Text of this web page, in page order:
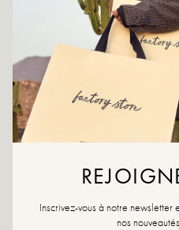
AJOUTER
Couleur : Noir
Matière : Daim
Longueur : 40 cm
Poche intérieure avec zip.
Inscrivez-vous à notre newsletter
nos